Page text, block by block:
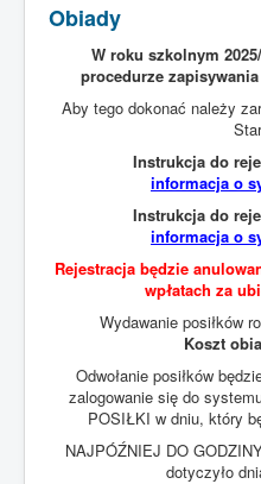
STRONA GŁÓWNA
KADRA
DLA UCZNIA
ŚWIETLICA
KRONIKA
Obiady
W roku szkolnym
procedurze
Aby tego dokonać należy
Instrukcja do
informacja o
Instrukcja do
informacja o
Rejestracja będzie
wpłatach za
Wydawanie posiłków
Koszt
Odwołanie posiłków
zalogowanie się do
POSIŁKI w dniu, który
NAJPÓŹNIEJ DO
dotyczyło